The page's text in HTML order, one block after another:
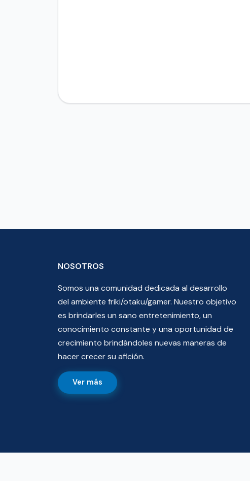
NOSOTROS
Somos una comunidad dedicada al desarrollo
del ambiente friki/otaku/gamer. Nuestro objetivo
es brindarles un sano entretenimiento, un
conocimiento constante y una oportunidad de
crecimiento brindándoles nuevas maneras de
hacer crecer su afición.
Ver más